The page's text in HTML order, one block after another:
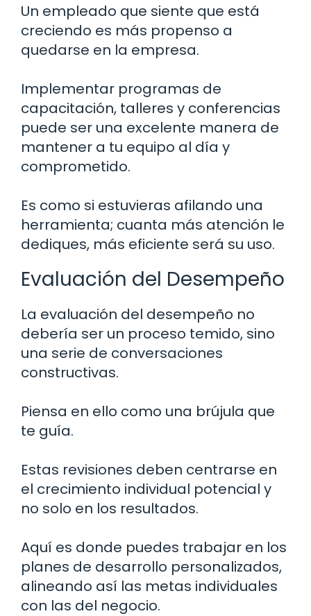
Un empleado que siente que está
creciendo es más propenso a
quedarse en la empresa.
Implementar programas de
capacitación, talleres y conferencias
puede ser una excelente manera de
mantener a tu equipo al día y
comprometido.
Es como si estuvieras afilando una
herramienta; cuanta más atención le
dediques, más eficiente será su uso.
Evaluación del Desempeño
La evaluación del desempeño no
debería ser un proceso temido, sino
una serie de conversaciones
constructivas.
Piensa en ello como una brújula que
te guía.
Estas revisiones deben centrarse en
el crecimiento individual potencial y
no solo en los resultados.
Aquí es donde puedes trabajar en los
planes de desarrollo personalizados,
alineando así las metas individuales
con las del negocio.